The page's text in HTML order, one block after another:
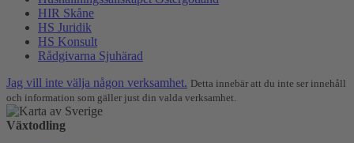
HIR Skåne
HS Juridik
HS Konsult
Rådgivarna Sjuhärad
Jag vill inte välja någon verksamhet. Detta innebär att du inte ser innehåll
och information som gäller just din valda verksamhet.
Växtodling